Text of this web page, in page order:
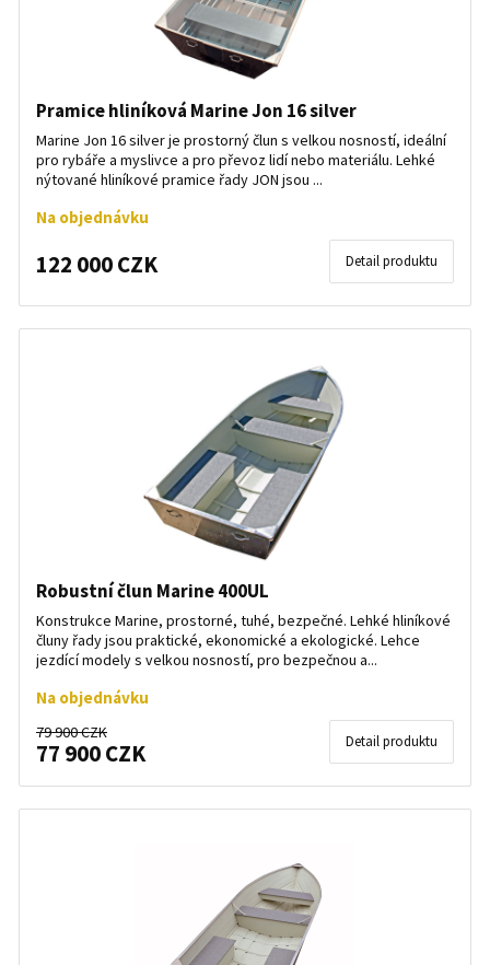
Pramice hliníková Marine Jon 16 silver
Marine Jon 16 silver je prostorný člun s velkou nosností, ideální
pro rybáře a myslivce a pro převoz lidí nebo materiálu. Lehké
nýtované hliníkové pramice řady JON jsou ...
Na objednávku
122 000 CZK Detail produktu
Robustní člun Marine 400UL
Konstrukce Marine, prostorné, tuhé, bezpečné. Lehké hliníkové
čluny řady jsou praktické, ekonomické a ekologické. Lehce
jezdící modely s velkou nosností, pro bezpečnou a...
Na objednávku
79 900 CZK
77 900 CZK Detail produktu